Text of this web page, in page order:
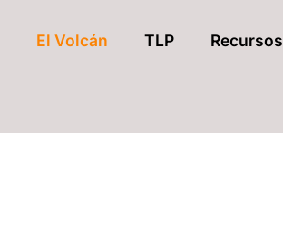
El Volcán TLP Recursos